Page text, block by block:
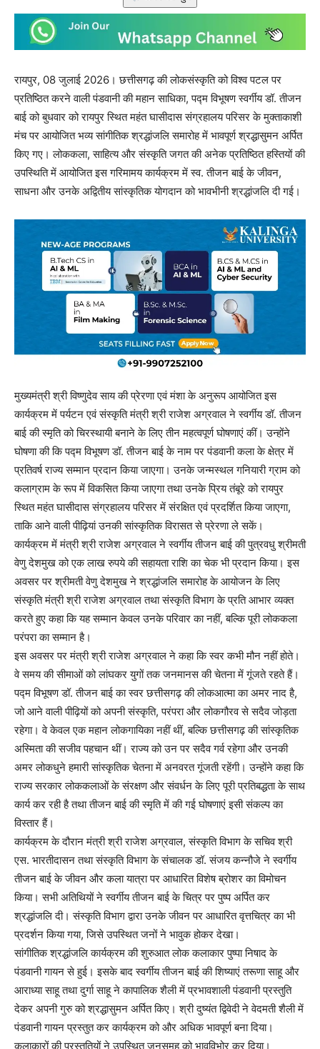
रायपुर, 08 जुलाई 2026। छत्तीसगढ़ की लोकसंस्कृति को विश्व पटल पर
प्रतिष्ठित करने वाली पंडवानी की महान साधिका, पद्म विभूषण स्वर्गीय डॉ. तीजन
बाई को बुधवार को रायपुर स्थित महंत घासीदास संग्रहालय परिसर के मुक्ताकाशी
मंच पर आयोजित भव्य सांगीतिक श्रद्धांजलि समारोह में भावपूर्ण श्रद्धासुमन अर्पित
किए गए। लोककला, साहित्य और संस्कृति जगत की अनेक प्रतिष्ठित हस्तियों की
उपस्थिति में आयोजित इस गरिमामय कार्यक्रम में स्व. तीजन बाई के जीवन,
साधना और उनके अद्वितीय सांस्कृतिक योगदान को भावभीनी श्रद्धांजलि दी गई।
मुख्यमंत्री श्री विष्णुदेव साय की प्रेरणा एवं मंशा के अनुरूप आयोजित इस
कार्यक्रम में पर्यटन एवं संस्कृति मंत्री श्री राजेश अग्रवाल ने स्वर्गीय डॉ. तीजन
बाई की स्मृति को चिरस्थायी बनाने के लिए तीन महत्वपूर्ण घोषणाएं कीं। उन्होंने
घोषणा की कि पद्म विभूषण डॉ. तीजन बाई के नाम पर पंडवानी कला के क्षेत्र में
प्रतिवर्ष राज्य सम्मान प्रदान किया जाएगा। उनके जन्मस्थल गनियारी ग्राम को
कलाग्राम के रूप में विकसित किया जाएगा तथा उनके प्रिय तंबूरे को रायपुर
स्थित महंत घासीदास संग्रहालय परिसर में संरक्षित एवं प्रदर्शित किया जाएगा,
ताकि आने वाली पीढ़ियां उनकी सांस्कृतिक विरासत से प्रेरणा ले सकें।
कार्यक्रम में मंत्री श्री राजेश अग्रवाल ने स्वर्गीय तीजन बाई की पुत्रवधु श्रीमती
वेणु देशमुख को एक लाख रुपये की सहायता राशि का चेक भी प्रदान किया। इस
अवसर पर श्रीमती वेणु देशमुख ने श्रद्धांजलि समारोह के आयोजन के लिए
संस्कृति मंत्री श्री राजेश अग्रवाल तथा संस्कृति विभाग के प्रति आभार व्यक्त
करते हुए कहा कि यह सम्मान केवल उनके परिवार का नहीं, बल्कि पूरी लोककला
परंपरा का सम्मान है।
इस अवसर पर मंत्री श्री राजेश अग्रवाल ने कहा कि स्वर कभी मौन नहीं होते।
वे समय की सीमाओं को लांघकर युगों तक जनमानस की चेतना में गूंजते रहते हैं।
पद्म विभूषण डॉ. तीजन बाई का स्वर छत्तीसगढ़ की लोकआत्मा का अमर नाद है,
जो आने वाली पीढ़ियों को अपनी संस्कृति, परंपरा और लोकगौरव से सदैव जोड़ता
रहेगा। वे केवल एक महान लोकगायिका नहीं थीं, बल्कि छत्तीसगढ़ की सांस्कृतिक
अस्मिता की सजीव पहचान थीं। राज्य को उन पर सदैव गर्व रहेगा और उनकी
अमर लोकधुने हमारी सांस्कृतिक चेतना में अनवरत गूंजती रहेंगी। उन्होंने कहा कि
राज्य सरकार लोककलाओं के संरक्षण और संवर्धन के लिए पूरी प्रतिबद्धता के साथ
कार्य कर रही है तथा तीजन बाई की स्मृति में की गई घोषणाएं इसी संकल्प का
विस्तार हैं।
कार्यक्रम के दौरान मंत्री श्री राजेश अग्रवाल, संस्कृति विभाग के सचिव श्री
एस. भारतीदासन तथा संस्कृति विभाग के संचालक डॉ. संजय कन्नौजे ने स्वर्गीय
तीजन बाई के जीवन और कला यात्रा पर आधारित विशेष ब्रोशर का विमोचन
किया। सभी अतिथियों ने स्वर्गीय तीजन बाई के चित्र पर पुष्प अर्पित कर
श्रद्धांजलि दी। संस्कृति विभाग द्वारा उनके जीवन पर आधारित वृत्तचित्र का भी
प्रदर्शन किया गया, जिसे उपस्थित जनों ने भावुक होकर देखा।
सांगीतिक श्रद्धांजलि कार्यक्रम की शुरुआत लोक कलाकार पुष्पा निषाद के
पंडवानी गायन से हुई। इसके बाद स्वर्गीय तीजन बाई की शिष्याएं तरूणा साहू और
आराध्या साहू तथा दुर्गा साहू ने कापालिक शैली में प्रभावशाली पंडवानी प्रस्तुति
देकर अपनी गुरु को श्रद्धासुमन अर्पित किए। श्री दुष्यंत द्विवेदी ने वेदमती शैली में
पंडवानी गायन प्रस्तुत कर कार्यक्रम को और अधिक भावपूर्ण बना दिया।
कलाकारों की प्रस्तुतियों ने उपस्थित जनसमूह को भावविभोर कर दिया।